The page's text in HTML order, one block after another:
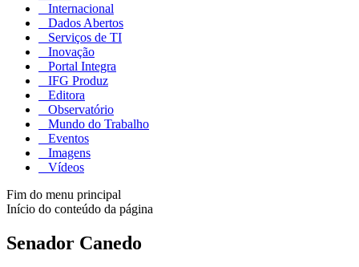
Internacional
Dados Abertos
Serviços de TI
Inovação
Portal Integra
IFG Produz
Editora
Observatório
Mundo do Trabalho
Eventos
Imagens
Vídeos
Fim do menu principal
Início do conteúdo da página
Senador Canedo